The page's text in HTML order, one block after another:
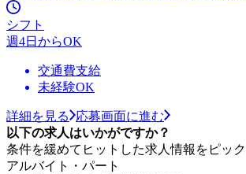
シフト
週4日からOK
交通費支給
未経験OK
詳細を見る
応募画面に進む
以下の求人はいかがですか？
条件を緩めてヒットした求人情報をピッ
アルバイト・パート